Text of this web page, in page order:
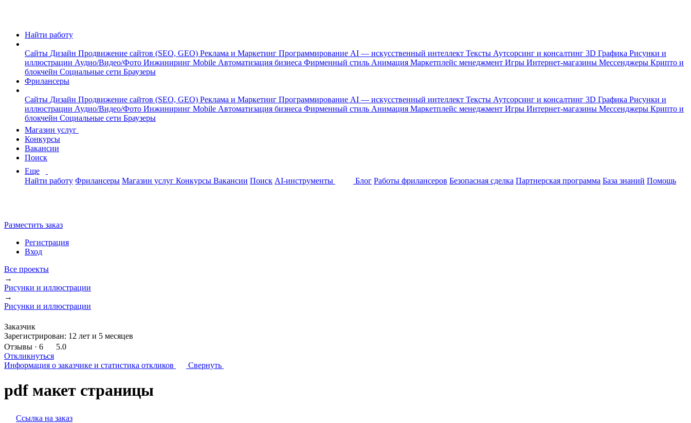
Найти работу
Сайты Дизайн Продвижение сайтов (SEO, GEO) Реклама и Маркетинг Программирование AI — искусственный интеллект Тексты Аутсорсинг и консалтинг 3D Графика Рисунки и
иллюстрации Аудио/Видео/Фото Инжиниринг Mobile Автоматизация бизнеса Фирменный стиль Анимация Маркетплейс менеджмент Игры Интернет-магазины Мессенджеры Крипто и
блокчейн Социальные сети Браузеры
Фрилансеры
Сайты Дизайн Продвижение сайтов (SEO, GEO) Реклама и Маркетинг Программирование AI — искусственный интеллект Тексты Аутсорсинг и консалтинг 3D Графика Рисунки и
иллюстрации Аудио/Видео/Фото Инжиниринг Mobile Автоматизация бизнеса Фирменный стиль Анимация Маркетплейс менеджмент Игры Интернет-магазины Мессенджеры Крипто и
блокчейн Социальные сети Браузеры
Магазин услуг
Конкурсы
Вакансии
Поиск
Еще
Найти работу Фрилансеры Магазин услуг Конкурсы Вакансии Поиск AI-инструменты Блог Работы фрилансеров Безопасная сделка Партнерская программа База знаний Помощь
Разместить заказ
Регистрация
Вход
Все проекты
→
Рисунки и иллюстрации
→
Рисунки и иллюстрации
Заказчик
Зарегистрирован: 12 лет и 5 месяцев
Отзывы · 6
5.0
Откликнуться
Информация о заказчике и статистика откликов Свернуть
pdf макет страницы
Ссылка на заказ